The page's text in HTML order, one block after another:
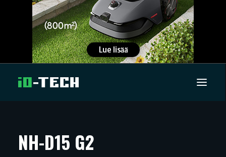
ARTIKKELIT
NH-D15 G2